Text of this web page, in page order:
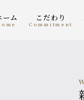
ホーム
home
こだわり
Commitment